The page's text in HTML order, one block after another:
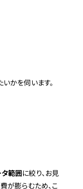
かを伺います。
範囲に絞り、お見
が膨らむため、こ